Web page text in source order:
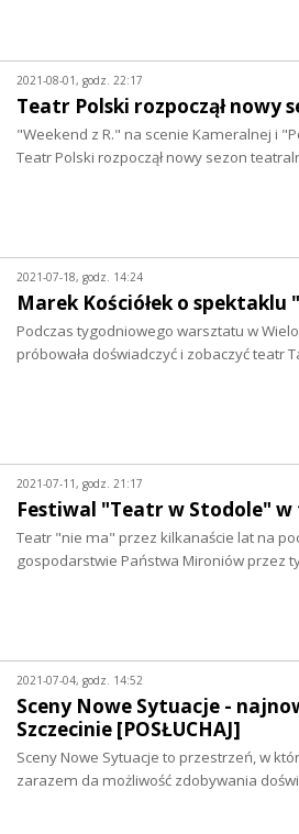
2021-08-01, godz. 22:17
Teatr Polski rozpoczął nowy
"Weekend z R." na scenie Kameralnej i
Teatr Polski rozpoczął nowy sezon
2021-07-18, godz. 14:24
Marek Kościółek o spektaklu
Podczas tygodniowego warsztatu w
próbowała doświadczyć i zobaczyć teatr
2021-07-11, godz. 21:17
Festiwal "Teatr w Stodole" w
Teatr "nie ma" przez kilkanaście lat na
gospodarstwie Państwa Mironiów przez
2021-07-04, godz. 14:52
Sceny Nowe Sytuacje -
Szczecinie [POSŁUCHAJ]
Sceny Nowe Sytuacje to przestrzeń, w
zarazem da możliwość zdobywania